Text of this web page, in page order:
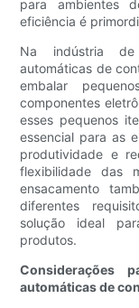
para ambientes
eficiência é
Na indústria de
automáticas de
embalar
componentes
esses pequenos
essencial para as
produtividade e
flexibilidade das
ensacamento
diferentes
solução ideal
produtos.
Considerações
automáticas de